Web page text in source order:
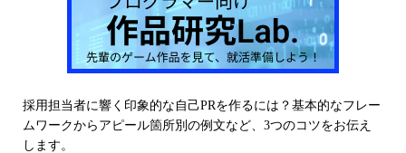
採用担当者に響く印象的な自己PRを作るには？基本的なフレー
ムワークからアピール箇所別の例文など、3つのコツをお伝え
します。